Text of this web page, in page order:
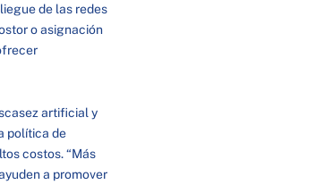
de las redes
o asignación
artificial y
política de
costos. “Más
a promover